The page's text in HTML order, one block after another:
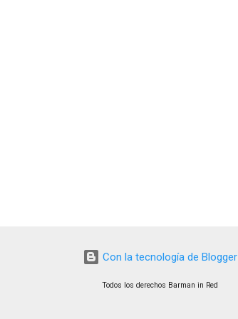
Con la tecnología de Blogger
Todos los derechos Barman in Red